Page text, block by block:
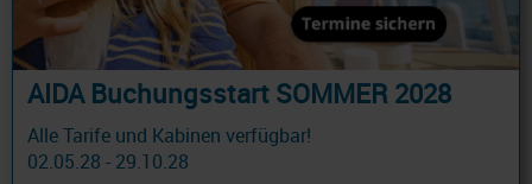
AIDA Buchungsstart SOMMER 2028
Alle Tarife und Kabinen verfügbar!
02.05.28 - 29.10.28